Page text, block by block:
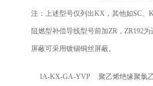
注：上述型号仅列出KX ，其他如SC、
阻燃型补偿导线型号前加ZR ， ZR192为
屏蔽可采用镀锡铜丝屏蔽。
IA-KX-GA-YVP 聚乙烯绝缘聚氯